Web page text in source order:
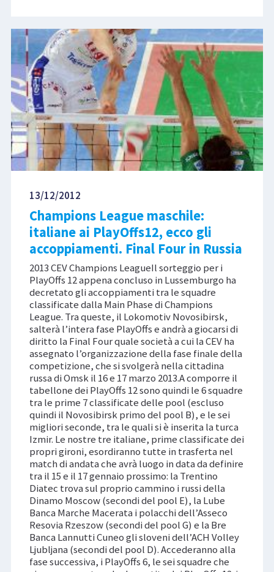
13/12/2012
Champions League maschile:
italiane ai PlayOffs12, ecco gli
accoppiamenti. Final Four in Russia
2013 CEV Champions LeagueIl sorteggio per i
PlayOffs 12 appena concluso in Lussemburgo ha
decretato gli accoppiamenti tra le squadre
classificate dalla Main Phase di Champions
League. Tra queste, il Lokomotiv Novosibirsk,
salterà l’intera fase PlayOffs e andrà a giocarsi di
diritto la Final Four quale società a cui la CEV ha
assegnato l’organizzazione della fase finale della
competizione, che si svolgerà nella cittadina
russa di Omsk il 16 e 17 marzo 2013.A comporre il
tabellone dei PlayOffs 12 sono quindi le 6 squadre
tra le prime 7 classificate delle pool (escluso
quindi il Novosibirsk primo del pool B), e le sei
migliori seconde, tra le quali si è inserita la turca
Izmir. Le nostre tre italiane, prime classificate dei
propri gironi, esordiranno tutte in trasferta nel
match di andata che avrà luogo in data da definire
tra il 15 e il 17 gennaio prossimo: la Trentino
Diatec trova sul proprio cammino i russi della
Dinamo Moscow (secondi del pool E), la Lube
Banca Marche Macerata i polacchi dell’Asseco
Resovia Rzeszow (secondi del pool G) e la Bre
Banca Lannutti Cuneo gli sloveni dell’ACH Volley
Ljubljana (secondi del pool D). Accederanno alla
fase successiva, i PlayOffs 6, le sei squadre che